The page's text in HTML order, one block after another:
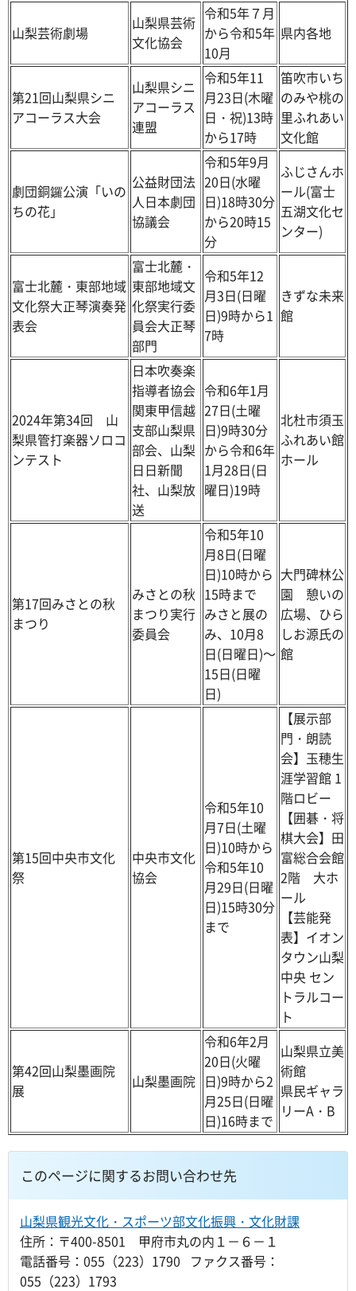
山梨芸術劇場
山梨県芸術
文化協会
令和5年７月
から令和5年
10月
県内各地
第21回山梨県シニ
アコーラス大会
山梨県シニ
アコーラス
連盟
令和5年11
月23日(木曜
日・祝)13時
から17時
笛吹市いち
のみや桃の
里ふれあい
文化館
劇団銅鑼公演「いの
ちの花」
公益財団法
人日本劇団
協議会
令和5年9月
20日(水曜
日)18時30分
から20時15
分
ふじさんホ
ール(富士
五湖文化セ
ンター)
富士北麓・東部地域
文化祭大正琴演奏発
表会
富士北麓・
東部地域文
化祭実行委
員会大正琴
部門
令和5年12
月3日(日曜
日)9時から1
7時
きずな未来
館
2024年第34回 山
梨県管打楽器ソロコ
ンテスト
日本吹奏楽
指導者協会
関東甲信越
支部山梨県
部会、山梨
日日新聞
社、山梨放
送
令和6年1月
27日(土曜
日)9時30分
から令和6年
1月28日(日
曜日)19時
北杜市須玉
ふれあい館
ホール
第17回みさとの秋
まつり
みさとの秋
まつり実行
委員会
令和5年10
月8日(日曜
日)10時から
15時まで
みさと展の
み、10月8
日(日曜日)～
15日(日曜
日)
大門碑林公
園 憩いの
広場、ひら
しお源氏の
館
第15回中央市文化
祭
中央市文化
協会
令和5年10
月7日(土曜
日)10時から
令和5年10
月29日(日曜
日)15時30分
まで
【展示部
門・朗読
会】玉穂生
涯学習館 1
階ロビー
【囲碁・将
棋大会】田
富総合会館
2階 大ホ
ール
【芸能発
表】イオン
タウン山梨
中央 セン
トラルコー
ト
第42回山梨墨画院
展
山梨墨画院
令和6年2月
20日(火曜
日)9時から2
月25日(日曜
日)16時まで
山梨県立美
術館
県民ギャラ
リーA・B
このページに関するお問い合わせ先
山梨県観光文化・スポーツ部文化振興・文化財課
住所：〒400-8501 甲府市丸の内１－６－１
電話番号：055（223）1790 ファクス番号：
055（223）1793